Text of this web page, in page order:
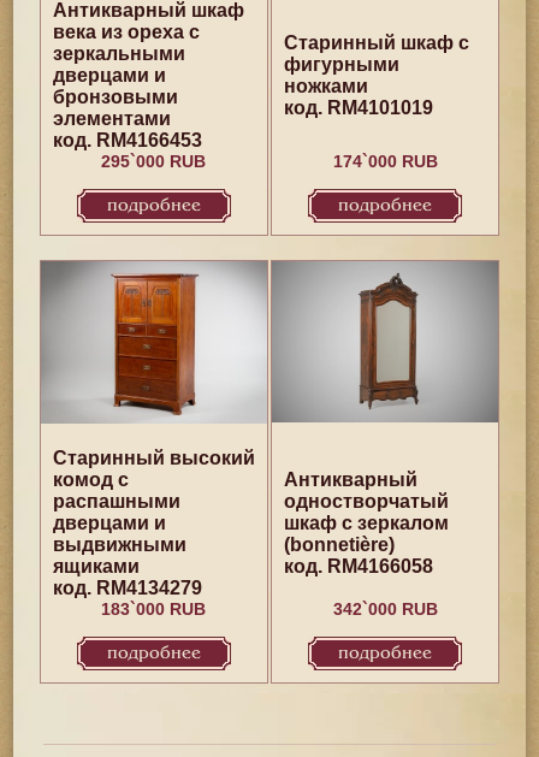
Антикварный шкаф
века из ореха с
зеркальными
дверцами и
бронзовыми
элементами
код. RM4166453
295`000 RUB
подробнее
Старинный шкаф с
фигурными
ножками
код. RM4101019
174`000 RUB
подробнее
Старинный высокий
комод с
распашными
дверцами и
выдвижными
ящиками
код. RM4134279
183`000 RUB
подробнее
Антикварный
одностворчатый
шкаф с зеркалом
(bonnetière)
код. RM4166058
342`000 RUB
подробнее